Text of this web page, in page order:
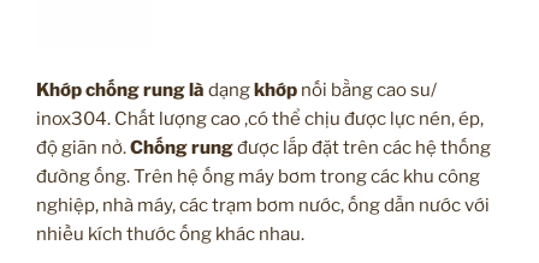
Khớp chống rung là dạngkhớp nối bằng cao su/
inox304. Chất lượng cao ,có thể chịu được lực nén, ép,
độ giãn nở.Chống rungđược lắp đặt trên các hệ thống
đường ống. Trên hệ ống máy bơm trong các khu công
nghiệp, nhà máy, các trạm bơm nước, ống dẫn nước với
nhiều kích thước ống khác nhau.